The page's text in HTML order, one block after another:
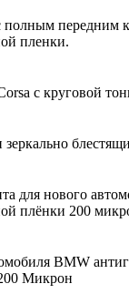
полным передним
пленки.
с круговой
для нового
плёнки 200
BMW
Микрон